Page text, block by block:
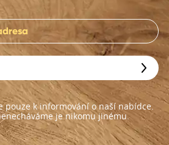
pouze k informování o naší nabídce.
je nikomu jinému.